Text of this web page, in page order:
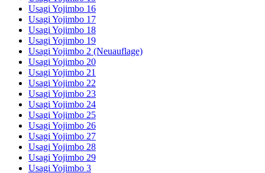
Usagi Yojimbo 16
Usagi Yojimbo 17
Usagi Yojimbo 18
Usagi Yojimbo 19
Usagi Yojimbo 2 (Neuauflage)
Usagi Yojimbo 20
Usagi Yojimbo 21
Usagi Yojimbo 22
Usagi Yojimbo 23
Usagi Yojimbo 24
Usagi Yojimbo 25
Usagi Yojimbo 26
Usagi Yojimbo 27
Usagi Yojimbo 28
Usagi Yojimbo 29
Usagi Yojimbo 3